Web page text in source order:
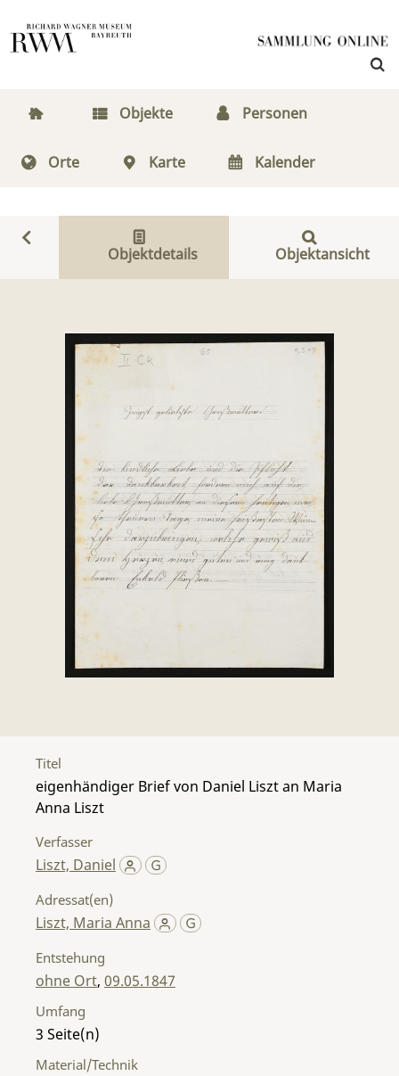
Objekte Personen
Orte Karte Kalender
Objektdetails Objektansicht
Titel
eigenhändiger Brief von Daniel Liszt an Maria
Anna Liszt
Verfasser
Liszt, Daniel
Adressat(en)
Liszt, Maria Anna
Entstehung
ohne Ort, 09.05.1847
Umfang
3
Material/Technik